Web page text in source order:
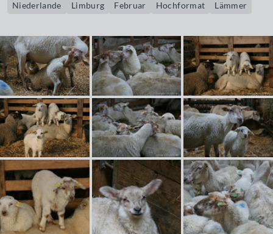
Niederlande
Limburg Februar Hochformat Lämmer